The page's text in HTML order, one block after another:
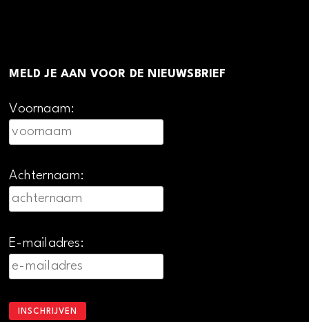
MELD JE AAN VOOR DE NIEUWSBRIEF
Voornaam:
Achternaam:
E-mailadres: